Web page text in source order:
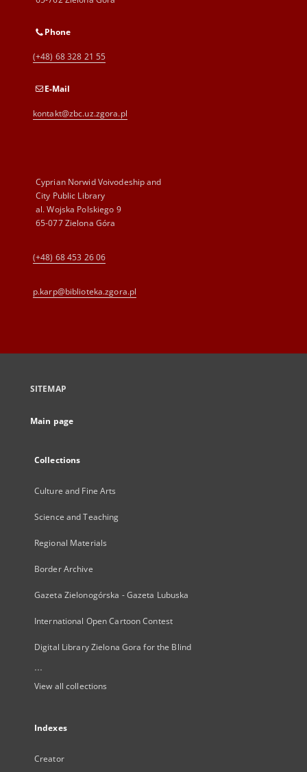
Phone
(+48) 68 328 21 55
E-Mail
kontakt@zbc.uz.zgora.pl
Cyprian Norwid Voivodeship and
City Public Library
al. Wojska Polskiego 9
65-077 Zielona Góra
(+48) 68 453 26 06
p.karp@biblioteka.zgora.pl
SITEMAP
Main page
Collections
Culture and Fine Arts
Science and Teaching
Regional Materials
Border Archive
Gazeta Zielonogórska - Gazeta Lubuska
International Open Cartoon Contest
Digital Library Zielona Gora for the Blind
...
View all collections
Indexes
Creator